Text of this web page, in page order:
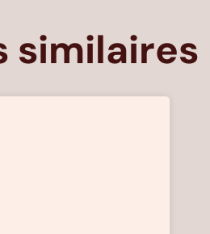
similaires